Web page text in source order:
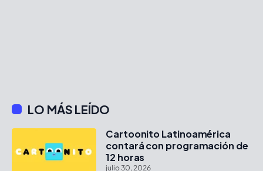
LO MÁS LEÍDO
Cartoonito Latinoamérica
contará con programación de
12 horas
julio 30, 2026